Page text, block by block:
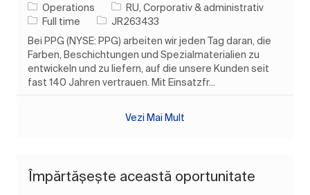
Operations
Categorie
RU, Corporativ & administrativ
Tipul postului
Full time Job IdJR263433
Bei PPG (NYSE: PPG) arbeiten wir jeden Tag daran, die
Farben, Beschichtungen und Spezialmaterialien zu
entwickeln und zu liefern, auf die unsere Kunden seit
fast 140 Jahren vertrauen. Mit Einsatzfr...
Vezi Mai Mult
Împărtășește această oportunitate